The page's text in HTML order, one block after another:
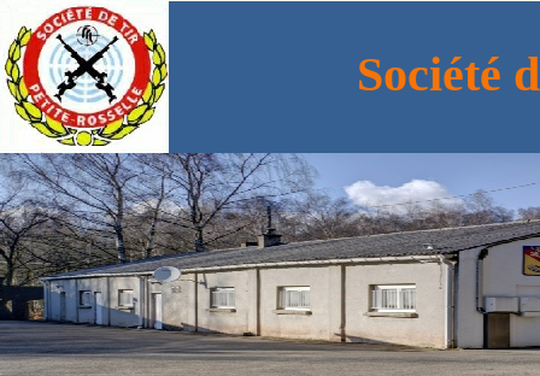
Société